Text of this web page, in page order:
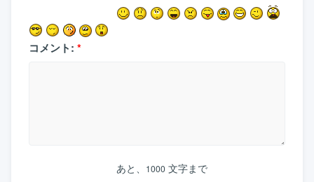
コメント: *
あと、 1000 文字まで